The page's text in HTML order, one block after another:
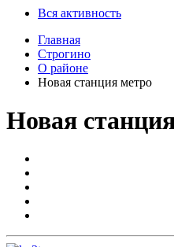
Вся активность
Главная
Строгино
О районе
Новая станция метро
Новая